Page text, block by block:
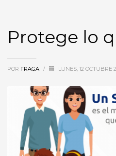
Protege lo
POR FRAGA / LUNES, 12 OCTUBRE